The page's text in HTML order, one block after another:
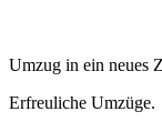
Umzug in ein neues
Erfreuliche Umzüge.